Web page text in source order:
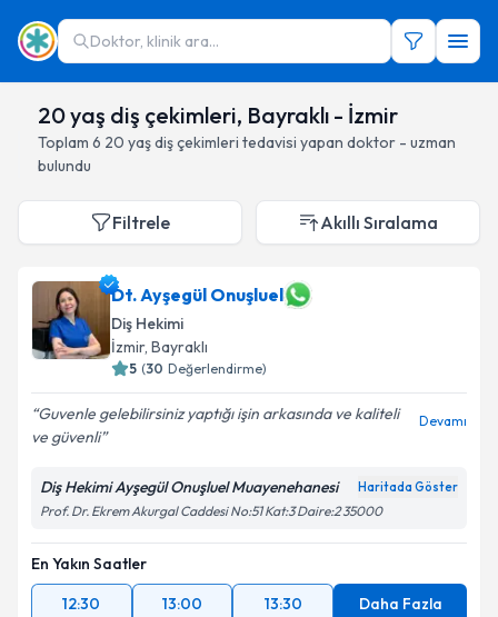
Doktor, klinik ara...
20 yaş diş çekimleri, Bayraklı - İzmir
Toplam 6 20 yaş diş çekimleri tedavisi yapan doktor - uzman
bulundu
Filtrele Akıllı Sıralama
Dt. Ayşegül Onuşluel
Diş Hekimi
İzmir, Bayraklı
5 (30 Değerlendirme)
Guvenle gelebilirsiniz yaptığı işin arkasında ve kaliteli
ve güvenli
Devamı
Diş Hekimi Ayşegül Onuşluel Muayenehanesi Haritada Göster
Prof. Dr. Ekrem Akurgal Caddesi No:51 Kat:3 Daire:2 35000
En Yakın Saatler
12:30
13:00 13:30 Daha Fazla